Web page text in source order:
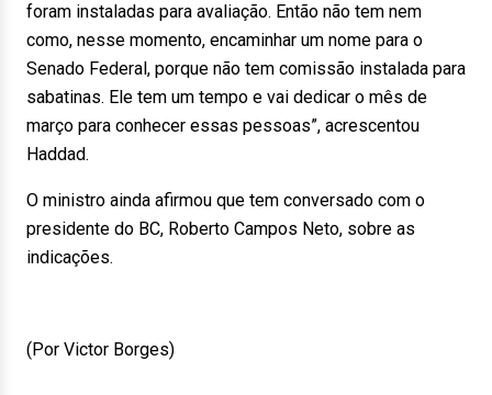
foram instaladas para avaliação. Então não tem nem
como, nesse momento, encaminhar um nome para o
Senado Federal, porque não tem comissão instalada para
sabatinas. Ele tem um tempo e vai dedicar o mês de
março para conhecer essas pessoas”, acrescentou
Haddad.
O ministro ainda afirmou que tem conversado com o
presidente do BC, Roberto Campos Neto, sobre as
indicações.
(Por Victor Borges)